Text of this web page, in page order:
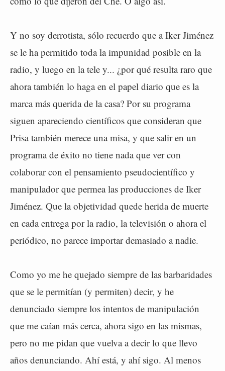
Y no soy derrotista, sólo recuerdo que a Iker Jiménez
se le ha permitido toda la impunidad posible en la
radio, y luego en la tele y... ¿por qué resulta raro que
ahora también lo haga en el papel diario que es la
marca más querida de la casa? Por su programa
siguen apareciendo científicos que consideran que
Prisa también merece una misa, y que salir en un
programa de éxito no tiene nada que ver con
colaborar con el pensamiento pseudocientífico y
manipulador que permea las producciones de Iker
Jiménez. Que la objetividad quede herida de muerte
en cada entrega por la radio, la televisión o ahora el
periódico, no parece importar demasiado a nadie.
Como yo me he quejado siempre de las barbaridades
que se le permitían (y permiten) decir, y he
denunciado siempre los intentos de manipulación
que me caían más cerca, ahora sigo en las mismas,
pero no me pidan que vuelva a decir lo que llevo
años denunciando. Ahí está, y ahí sigo. Al menos